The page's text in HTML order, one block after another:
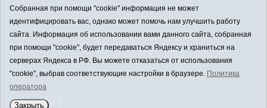
выдано Федеральной службой по надзору в сфере
связи, информационных технологий и массовых
коммуникаций (Роскомнадзор) 28.03.2016 г.
Учредитель: АНО «Информационно-издательский
центр «Слава труду».
Главный редактор: А.Н. Барабанщиков
Политика оператора
Собранная при помощи "cookie" информация не может
идентифицировать вас, однако может помочь нам улучшить работу
сайта. Информация об использовании вами данного сайта, собранная
при помощи "cookie", будет передаваться Яндексу и храниться на
серверах Яндекса в РФ. Вы можете отказаться от использования
"cookie", выбрав соответствующие настройки в браузере. Политика
оператора
Закрыть